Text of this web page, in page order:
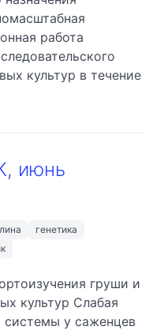
работа
культур в течение
июнь
генетика
груши и
культур Слабая
системы у саженцев